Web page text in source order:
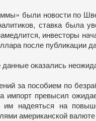
были новости по
ставка была
инвесторы
после публикации
оказались
за пособием по
импорт превысил
им надеяться на
американской